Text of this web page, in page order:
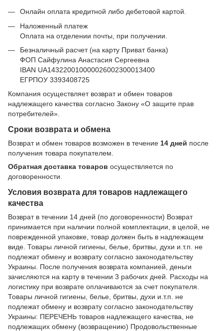
Онлайн оплата кредитной либо дебетовой картой.
Наложенный платеж
Оплата на отделении почты, при получении.
Безналичный расчет (на карту Приват банка)
ФОП Сайфулина Анастасия Сергеевна
IBAN UA143220010000026002300013400
ЕГРПОУ 3393408725
Компания осуществляет возврат и обмен товаров
надлежащего качества согласно Закону «О защите прав
потребителей».
Сроки возврата и обмена
Возврат и обмен товаров возможен в течение 14 дней после
получения товара покупателем.
Обратная доставка товаров осуществляется по
договоренности.
Условия возврата для товаров надлежащего
качества
Возврат в течении 14 дней (по договоренности) Возврат
принимается при наличии полной комплектации, в целой, не
поврежденной упаковке, товар должен быть в надлежащем
виде. Товары личной гигиены, белье, бритвы, духи и.т.п. не
подлежат обмену и возврату согласно законодательству
Украины. После получения возврата компанией, деньги
зачисляются на карту в течении 3 рабочих дней. Расходы на
логистику при возврате оплачиваются за счет покупателя.
Товары личной гигиены, белье, бритвы, духи и.т.п. не
подлежат обмену и возврату согласно законодательству
Украины: ПЕРЕЧЕНЬ товаров надлежащего качества, не
подлежащих обмену (возвращению) Продовольственные